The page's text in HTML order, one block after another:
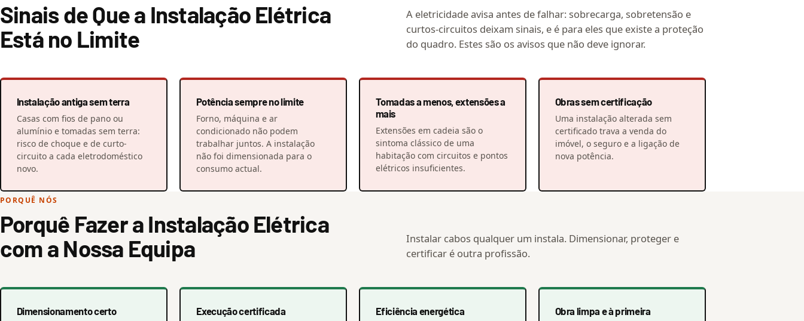
Sinais de Que a Instalação Elétrica
Está no Limite
A eletricidade avisa antes de falhar: sobrecarga, sobretensão e
curtos-circuitos deixam sinais, e é para eles que existe a proteção
do quadro. Estes são os avisos que não deve ignorar.
Instalação antiga sem terra
Casas com fios de pano ou
alumínio e tomadas sem terra:
risco de choque e de curto-
circuito a cada eletrodoméstico
novo.
Potência sempre no limite
Forno, máquina e ar
condicionado não podem
trabalhar juntos. A instalação
não foi dimensionada para o
consumo actual.
Tomadas a menos, extensões a
mais
Extensões em cadeia são o
sintoma clássico de uma
habitação com circuitos e pontos
elétricos insuficientes.
Obras sem certificação
Uma instalação alterada sem
certificado trava a venda do
imóvel, o seguro e a ligação de
nova potência.
PORQUÊ NÓS
Porquê Fazer a Instalação Elétrica
com a Nossa Equipa
Instalar cabos qualquer um instala. Dimensionar, proteger e
certificar é outra profissão.
Dimensionamento certo Execução certificada Eficiência energética Obra limpa e à primeira